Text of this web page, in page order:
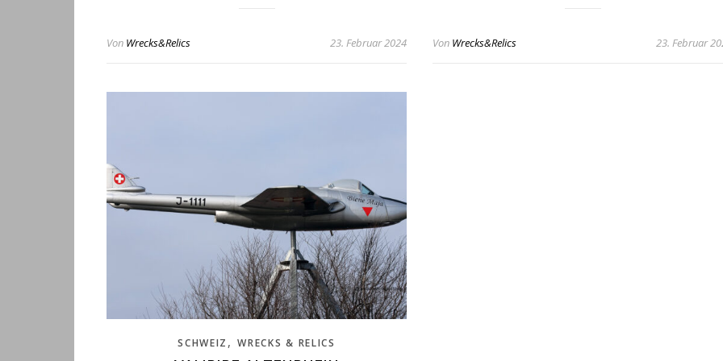
Von Wrecks&Relics 23. Februar 2024 Von Wrecks&Relics 23. Februar
SCHWEIZ ,WRECKS & RELICS